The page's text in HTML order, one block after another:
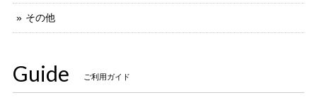
その他
Guide ご利用ガイド